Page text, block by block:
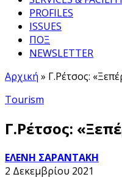
PROFILES
ISSUES
ΠΟΞ
NEWSLETTER
Αρχική » Γ.Ρέτσος:
Tourism
Γ.Ρέτσος:
ΕΛΕΝΗ ΣΑΡΑΝΤΑΚΗ
2 Δεκεμβρίου 2021